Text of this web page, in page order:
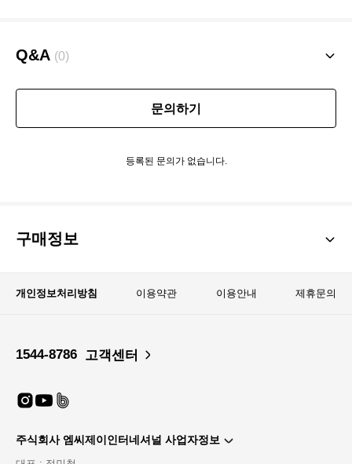
Q&A (0)
문의하기
등록된 문의가 없습니다.
구매정보
개인정보처리방침 이용약관 이용안내 제휴문의
1544-8786 고객센터
주식회사 엠씨제이인터네셔널 사업자정보